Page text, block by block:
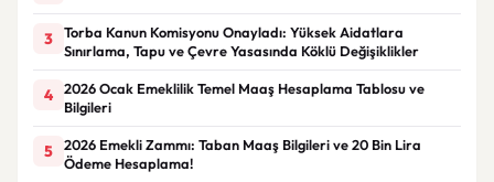
3
Torba Kanun Komisyonu Onayladı: Yüksek Aidatlara
Sınırlama, Tapu ve Çevre Yasasında Köklü Değişiklikler
4
2026 Ocak Emeklilik Temel Maaş Hesaplama Tablosu ve
Bilgileri
5
2026 Emekli Zammı: Taban Maaş Bilgileri ve 20 Bin Lira
Ödeme Hesaplama!